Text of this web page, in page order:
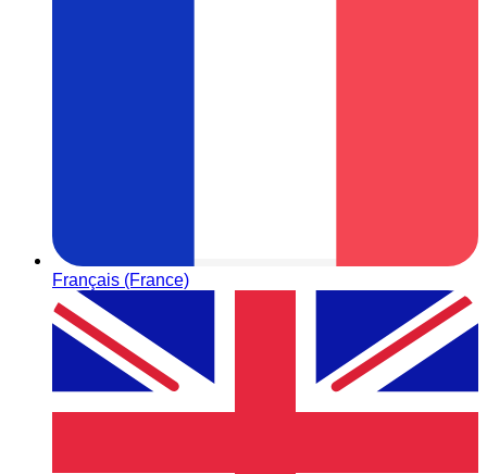
Français (France)